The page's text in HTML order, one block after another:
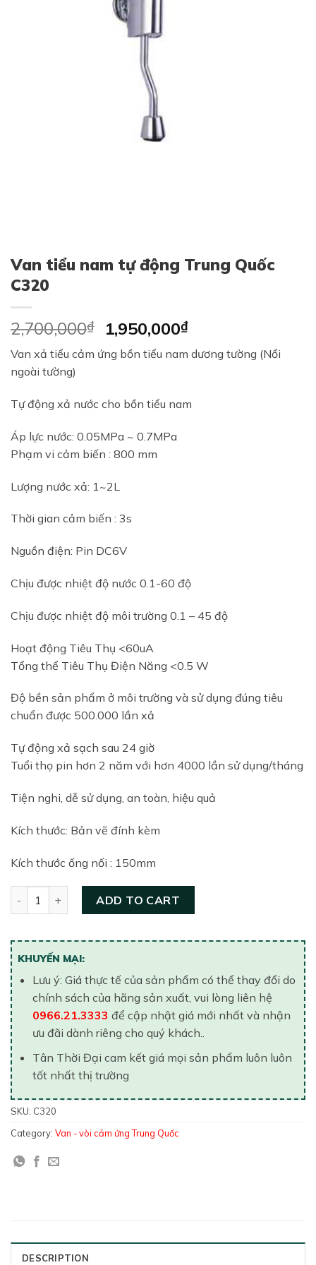
Van tiểu nam tự động Trung Quốc
C320
2,700,000₫
Original
price
was:
1,950,000₫Current
price
is:
Van xả tiểu cảm ứng bồn tiểu nam dương tường (Nổi
ngoài tường)
Tự động xả nước cho bồn tiểu nam
Áp lực nước: 0.05MPa ~ 0.7MPa
Phạm vi cảm biến : 800 mm
Lượng nước xả: 1~2L
Thời gian cảm biến : 3s
Nguồn điện: Pin DC6V
Chịu được nhiệt độ nước 0.1-60 độ
Chịu được nhiệt độ môi trường 0.1 – 45 độ
Hoạt động Tiêu Thụ <60uA
Tổng thể Tiêu Thụ Điện Năng <0.5 W
Độ bền sản phẩm ở môi trường và sử dụng đúng tiêu
chuẩn được 500.000 lần xả
Tự động xả sạch sau 24 giờ
Tuổi thọ pin hơn 2 năm với hơn 4000 lần sử dụng/tháng
Tiện nghi, dễ sử dụng, an toàn, hiệu quả
Kích thước: Bản vẽ đính kèm
Kích thước ống nối : 150mm
ADD TO CART
KHUYẾN MẠI:
Lưu ý: Giá thực tế của sản phẩm có thể thay đổi do
chính sách của hãng sản xuất, vui lòng liên hệ
0966.21.3333 để cập nhật giá mới nhất và nhận
ưu đãi dành riêng cho quý khách..
Tân Thời Đại cam kết giá mọi sản phẩm luôn luôn
tốt nhất thị trường
SKU: C320
Category: Van - vòi cảm ứng Trung Quốc
DESCRIPTION